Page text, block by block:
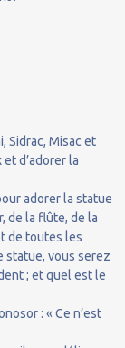
Sidrac, Misac et
d’adorer la
adorer la statue
de la flûte, de la
de toutes les
statue, vous serez
; et quel est le
: « Ce n’est